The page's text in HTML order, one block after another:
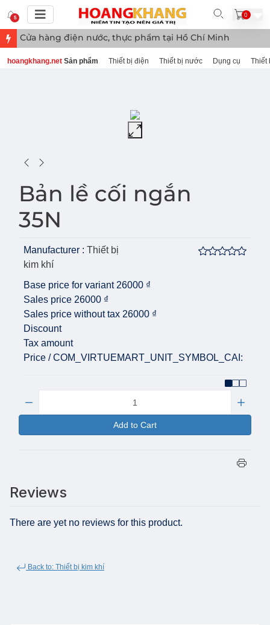
5 0
Cửa hàng điện nước, thực phẩm tại Hồ Chí Minh
hoangkhang.net Sản phẩm Thiết bị điện Thiết bị nước Dụng cụ Thiết
Bản lề cối ngắn
35N
Manufacturer : Thiết bị
kim khí
Base price for variant 26000 ₫
Sales price 26000 ₫
Sales price without tax 26000 ₫
Discount
Tax amount
Price / COM_VIRTUEMART_UNIT_SYMBOL_CAI:
Add to Cart
Reviews
There are yet no reviews for this product.
Back to: Thiết bị kim khí